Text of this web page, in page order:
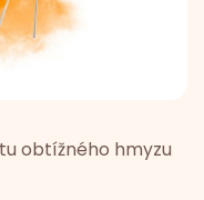
obtížného hmyzu